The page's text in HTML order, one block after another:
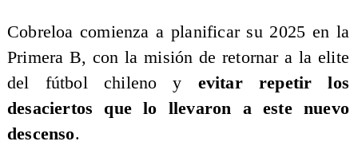
Cobreloa comienza a planificar su 2025 en la
Primera B, con la misión de retornar a la elite
del fútbol chileno y evitar repetir los
desaciertos que lo llevaron a este nuevo
descenso.